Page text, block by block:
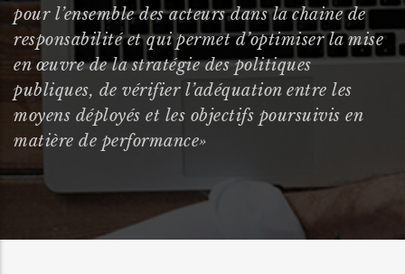
pour l’ensemble des acteurs dans la chaine de
responsabilité et qui permet d’optimiser la mise
en œuvre de la stratégie des politiques
publiques, de vérifier l’adéquation entre les
moyens déployés et les objectifs poursuivis en
matière de performance»